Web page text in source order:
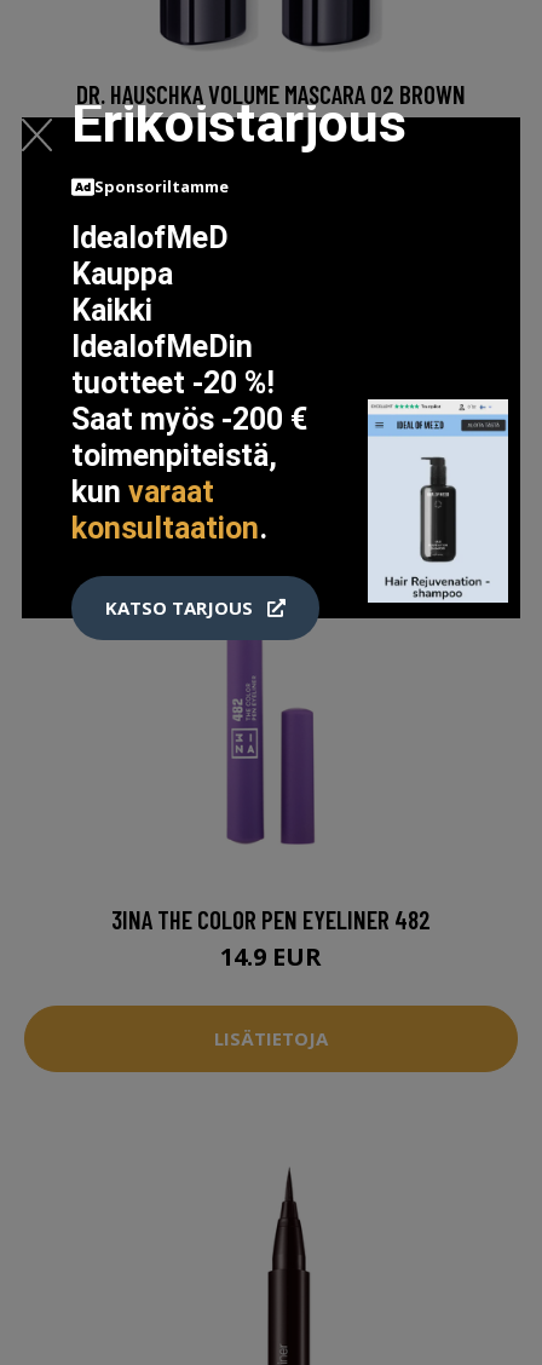
DR. HAUSCHKA VOLUME MASCARA 02 BROWN
25.9 EUR
3INA THE COLOR PEN EYELINER 482
14.9 EUR
LISÄTIETOJA
Erikoistarjous
Sponsoriltamme
IdealofMeD
Kauppa
Kaikki
IdealofMeDin
tuotteet -20 %!
Saat myös -200 €
toimenpiteistä,
kunvaraat
konsultaation.
KATSO TARJOUS